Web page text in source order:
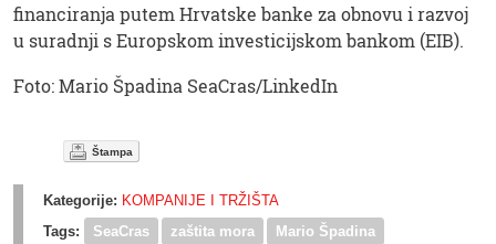
financiranja putem Hrvatske banke za obnovu i razvoj
u suradnji s Europskom investicijskom bankom (EIB).
Foto: Mario Špadina SeaCras/LinkedIn
Štampa
Kategorije: KOMPANIJE I TRŽIŠTA
Tags:
SeaCras zaštita mora
Mario Špadina